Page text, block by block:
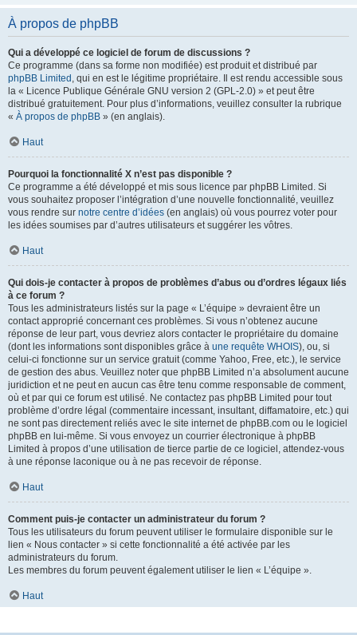
À propos de phpBB
Qui a développé ce logiciel de forum de discussions ?
Ce programme (dans sa forme non modifiée) est produit et distribué par
phpBB Limited , qui en est le légitime propriétaire. Il est rendu accessible sous
la « Licence Publique Générale GNU version 2 (GPL-2.0) » et peut être
distribué gratuitement. Pour plus d’informations, veuillez consulter la rubrique
« À propos de phpBB » (en anglais).
Haut
Pourquoi la fonctionnalité X n’est pas disponible ?
Ce programme a été développé et mis sous licence par phpBB Limited. Si
vous souhaitez proposer l’intégration d’une nouvelle fonctionnalité, veuillez
vous rendre sur notre centre d’idées (en anglais) où vous pourrez voter pour
les idées soumises par d’autres utilisateurs et suggérer les vôtres.
Haut
Qui dois-je contacter à propos de problèmes d’abus ou d’ordres légaux liés
à ce forum ?
Tous les administrateurs listés sur la page « L’équipe » devraient être un
contact approprié concernant ces problèmes. Si vous n’obtenez aucune
réponse de leur part, vous devriez alors contacter le propriétaire du domaine
(dont les informations sont disponibles grâce à une requête WHOIS), ou, si
celui-ci fonctionne sur un service gratuit (comme Yahoo, Free, etc.), le service
de gestion des abus. Veuillez noter que phpBB Limited n’a absolument aucune
juridiction et ne peut en aucun cas être tenu comme responsable de comment,
où et par qui ce forum est utilisé. Ne contactez pas phpBB Limited pour tout
problème d’ordre légal (commentaire incessant, insultant, diffamatoire, etc.) qui
ne sont pas directement reliés avec le site internet de phpBB.com ou le logiciel
phpBB en lui-même. Si vous envoyez un courrier électronique à phpBB
Limited à propos d’une utilisation de tierce partie de ce logiciel, attendez-vous
à une réponse laconique ou à ne pas recevoir de réponse.
Haut
Comment puis-je contacter un administrateur du forum ?
Tous les utilisateurs du forum peuvent utiliser le formulaire disponible sur le
lien « Nous contacter » si cette fonctionnalité a été activée par les
administrateurs du forum.
Les membres du forum peuvent également utiliser le lien « L’équipe ».
Haut